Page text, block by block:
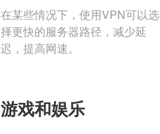
在某些情况下，使用VPN可以选
择更快的服务器路径，减少延
迟，提高网速。
游戏和娱乐